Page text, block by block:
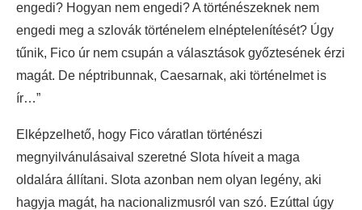
engedi? Hogyan nem engedi? A történészeknek nem
engedi meg a szlovák történelem elnéptelenítését? Úgy
tűnik, Fico úr nem csupán a választások győztesének érzi
magát. De néptribunnak, Caesarnak, aki történelmet is
ír…”
Elképzelhető, hogy Fico váratlan történészi
megnyilvánulásaival szeretné Slota híveit a maga
oldalára állítani. Slota azonban nem olyan legény, aki
hagyja magát, ha nacionalizmusról van szó. Ezúttal úgy